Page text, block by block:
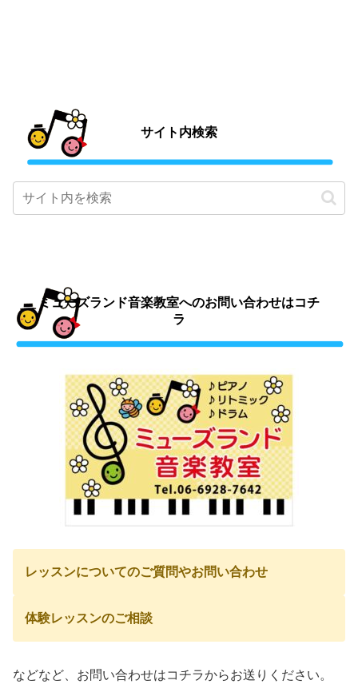
サイト内検索
ミューズランド音楽教室へのお問い合わせはコチ
ラ
レッスンについてのご質問やお問い合わせ
体験レッスンのご相談
などなど、お問い合わせはコチラからお送りください。